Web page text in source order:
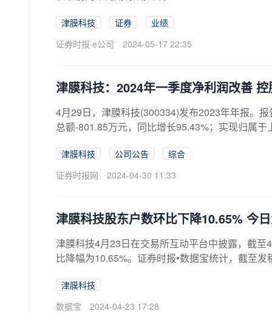
津膜科技 证券
业绩
证券时报·e公司
2024-05-17 22:35
津膜科技：2024年一季度净利润改善
4月29日，津膜科技(300334)发布2023年年报。
总额-801.85万元，同比增长95.43%；实现归属于
津膜科技 公司公告
综合
证券时报网
2024-04-30 11:33
津膜科技股东户数环比下降10.65% 今
津膜科技4月23日在交易所互动平台中披露，截
比降幅为10.65%。证券时报•数据宝统计，截至
津膜科技
数据宝
2024-04-23 17:28